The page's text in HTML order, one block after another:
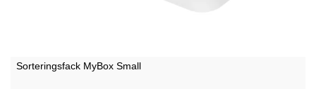
Sorteringsfack MyBox Small